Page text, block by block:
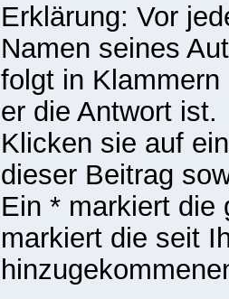
Erklärung: Vor
Namen seines
folgt in
er die Antwort ist.
Klicken sie auf
dieser Beitrag
Ein * markiert die
markiert die seit